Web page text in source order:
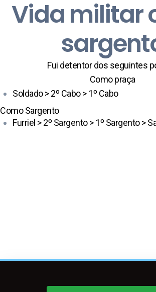
Vida militar
Fui detentor dos seguintes
Como praça
Soldado > 2º Cabo > 1º Cabo
Como Sargento
Furriel > 2º Sargento > 1º Sargento >